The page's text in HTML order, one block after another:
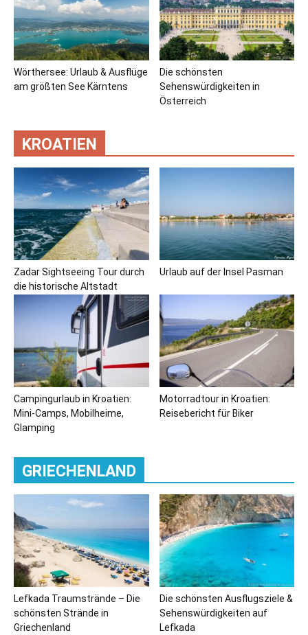
Wörthersee: Urlaub & Ausflüge
am größten See Kärntens
Die schönsten
Sehenswürdigkeiten in
Österreich
KROATIEN
Zadar Sightseeing Tour durch
die historische Altstadt
Urlaub auf der Insel Pasman
Campingurlaub in Kroatien:
Mini-Camps, Mobilheime,
Glamping
Motorradtour in Kroatien:
Reisebericht für Biker
GRIECHENLAND
Lefkada Traumstrände – Die
schönsten Strände in
Griechenland
Die schönsten Ausflugsziele &
Sehenswürdigkeiten auf
Lefkada